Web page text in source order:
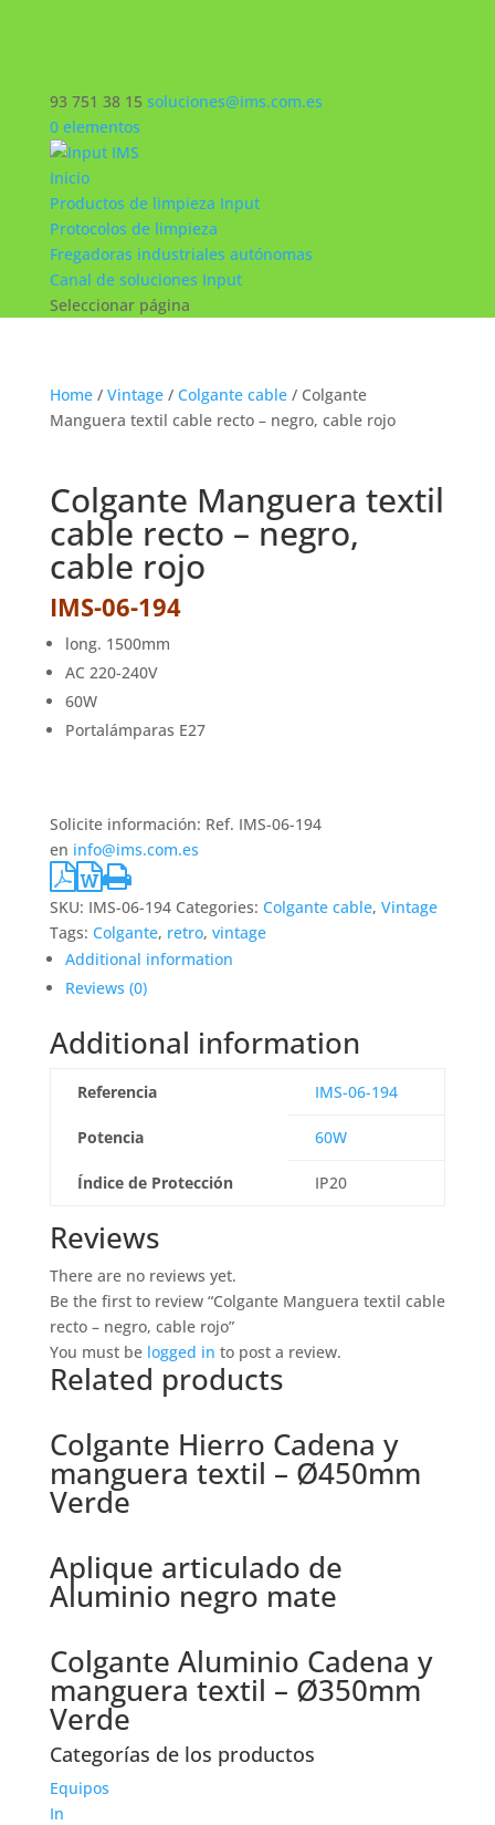
93 751 38 15 soluciones@ims.com.es
0 elementos
Inicio
Productos de limpieza Input
Protocolos de limpieza
Fregadoras industriales autónomas
Canal de soluciones Input
Seleccionar página
Home/ Vintage/ Colgante cable/ Colgante
Manguera textil cable recto – negro, cable rojo
Colgante Manguera textil
cable recto – negro,
cable rojo
IMS-06-194
long. 1500mm
AC 220-240V
60W
Portalámparas E27
Solicite información: Ref. IMS-06-194
en info@ims.com.es
SKU: IMS-06-194 Categories: Colgante cable, Vintage
Tags: Colgante, retro, vintage
Additional information
Reviews (0)
Additional information
Referencia IMS-06-194
Potencia 60W
Índice de Protección IP20
Reviews
There are no reviews yet.
Be the first to review “Colgante Manguera textil cable
recto – negro, cable rojo”
You must be logged in to post a review.
Related products
Colgante Hierro Cadena y
manguera textil – Ø450mm
Verde
Aplique articulado de
Aluminio negro mate
Colgante Aluminio Cadena y
manguera textil – Ø350mm
Verde
Categorías de los productos
Equipos
In